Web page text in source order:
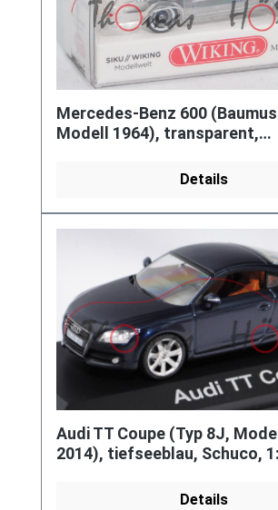
Mercedes-Benz 600
Modell 1964), transparent,
Details
Audi TT Coupe (Typ 8J,
2014), tiefseeblau, Schuco,
Details